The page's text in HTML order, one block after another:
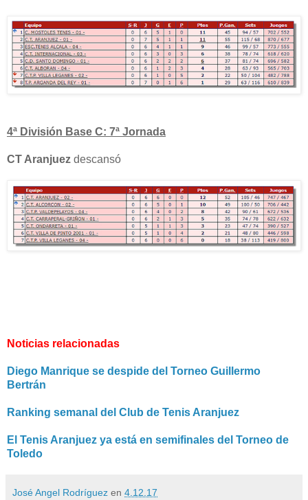
4ª División Base C: 7ª Jornada
CT Aranjuez descansó
Noticias relacionadas
Diego Manrique se despide del Torneo Guillermo
Bertrán
Ranking semanal del Club de Tenis Aranjuez
El Tenis Aranjuez ya está en semifinales del Torneo de
Toledo
José Angel Rodríguez en 4.12.17